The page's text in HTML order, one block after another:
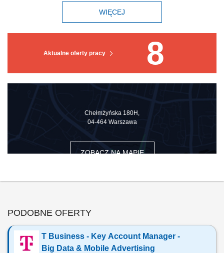
Aktualne oferty pracy 8
Chełmżyńska 180H,
04-464 Warszawa
ZOBACZ NA MAPIE
WIĘCEJ
PODOBNE OFERTY
T Business - Key Account Manager -
Big Data & Mobile Advertising